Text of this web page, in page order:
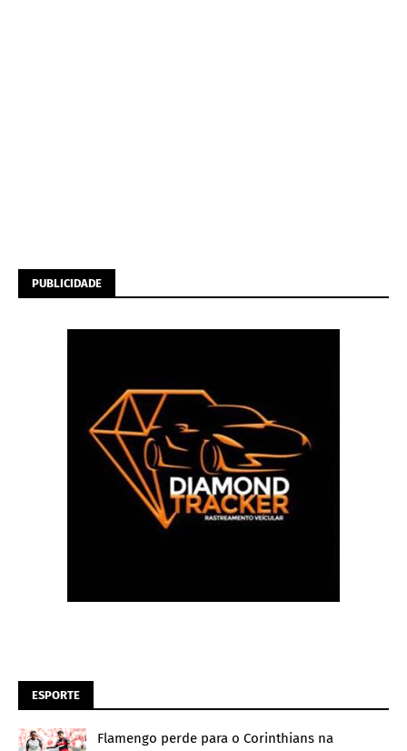
PUBLICIDADE
ESPORTE
Flamengo perde para o Corinthians na